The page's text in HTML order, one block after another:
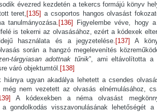
évezred kezdetén a tekercs formájú könyv
teret, [135] a csoportos hangos olvasást
tanulmányozása.[136]
Figyelembe véve, hogy
is tekerni az olvasásához, ezért a kódexek
használata és a jegyzetelése. [137]
A
során a hangzó megelevenítés
tárgyiasan adottnak tűnik”, ami eltávolította a
váró objektumtól. [138]
hiánya ugyan akadálya lehetett a csendes
még nem vezetett az olvasás elnémulásához,
A kódexekben a néma olvasást
a gondolkodás visszavonulásának lehetőségét